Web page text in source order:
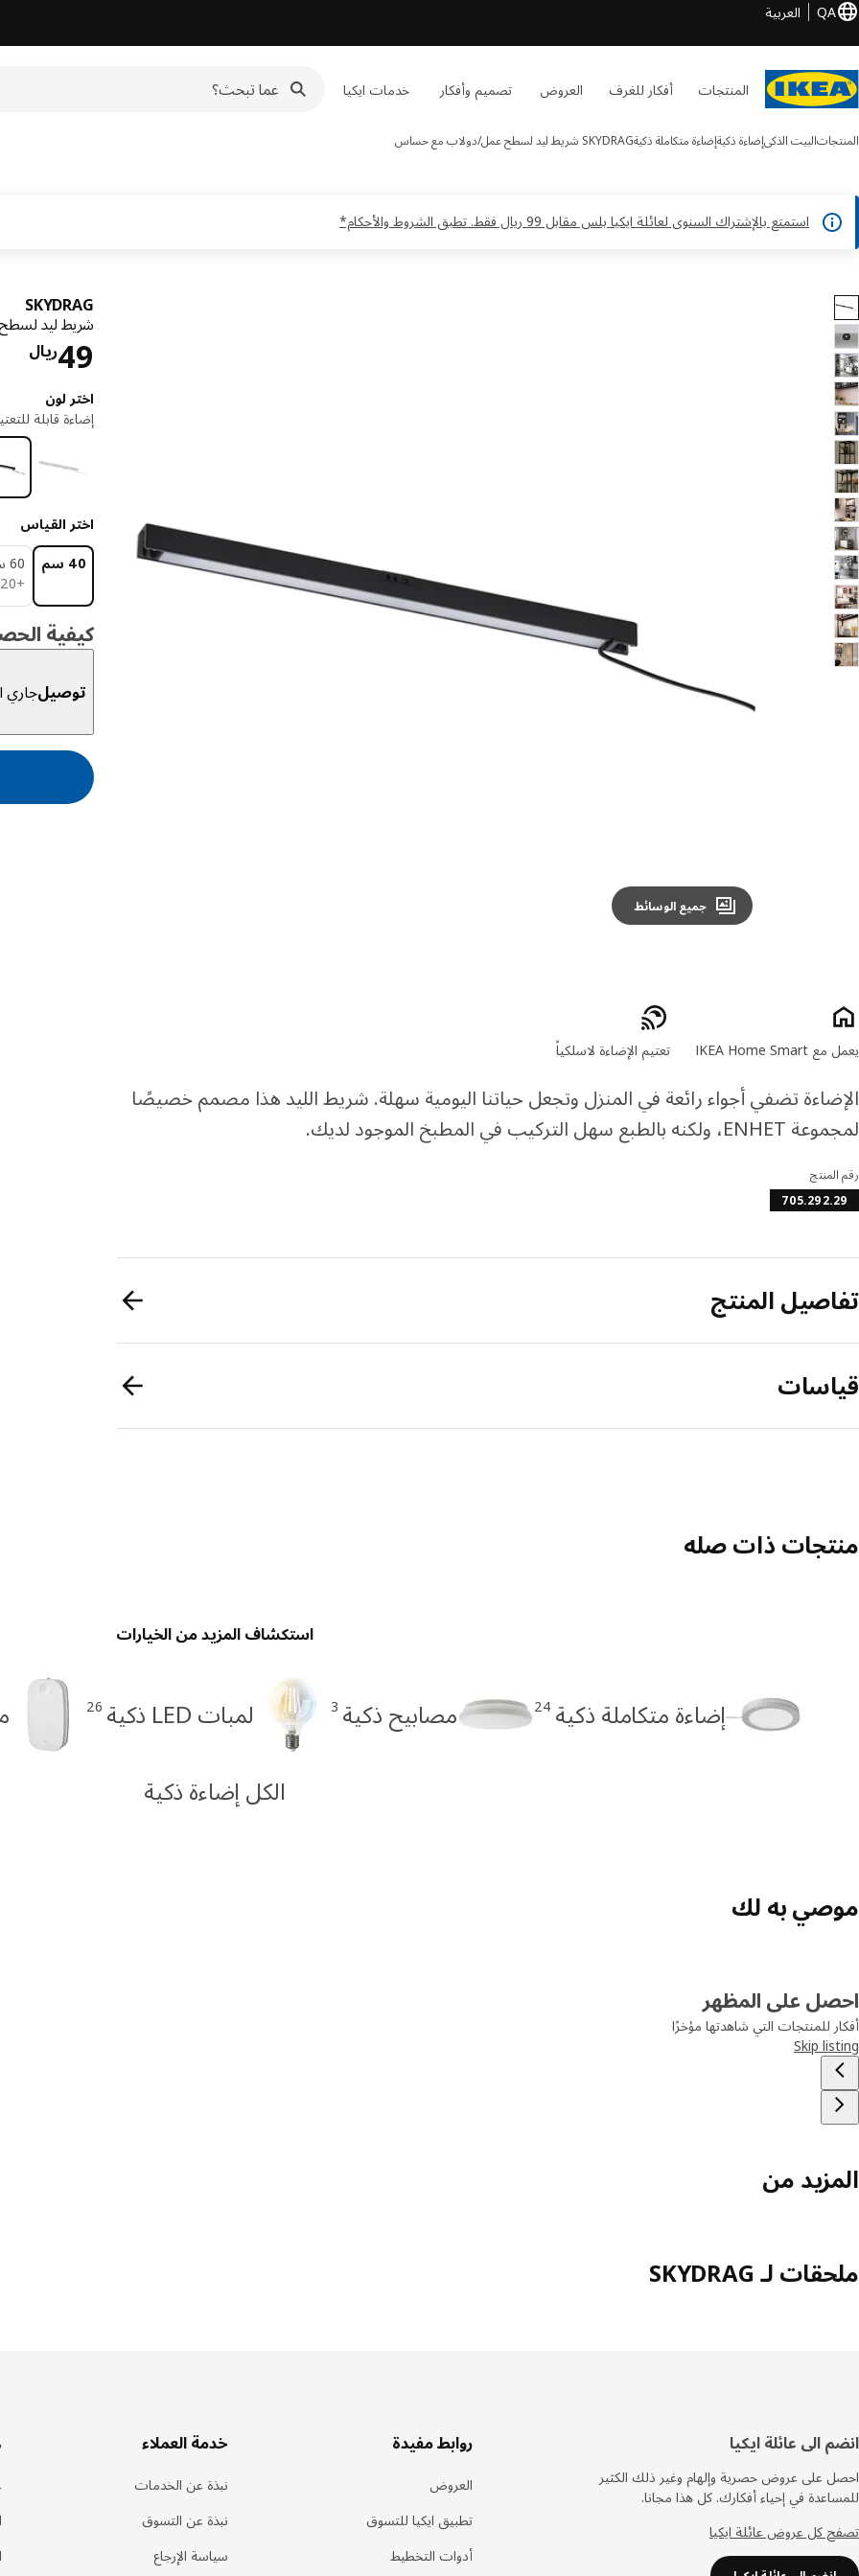
QA العربية
المنتجات أفكار للغرف العروض تصميم وأفكار خدمات ايكيا
المنتجاتالبيت الذكىإضاءة ذكيةإضاءة متكاملة ذكيةSKYDRAG شريط ليد لسطح عمل/دولاب مع حساس
استمتع بالإشتراك السنوى لعائلة ايكيا بلس مقابل 99 ريال فقط. تطبق الشروط والأحكام*
13 SKYDRAG الصور الصور
Image zoomed out, normal view
جميع الوسائط
SKYDRAG
شريط ليد
ريال49
اختر لون
إضاءة قابلة
اختر القياس
40 سم
60 سم
+
20
كيفية
توصيلجاري
خصائص المنتج
يعمل مع IKEA Home Smart تعتيم الإضاءة لاسلكياً
الإضاءة تضفي أجواء رائعة في المنزل وتجعل حياتنا اليومية سهلة. شريط الليد هذا مصمم خصيصًا
لمجموعة ENHET، ولكنه بالطبع سهل التركيب في المطبخ الموجود لديك.
رقم المنتج
705.292.29
تفاصيل المنتج
قياسات
منتجات ذات صله
استكشاف المزيد من الخيارات
إضاءة متكاملة ذكية 24 مصابيح ذكية 3 لمبات LED ذكية 26
الكل إضاءة ذكية
موصي به لك
احصل على المظهر
أفكار للمنتجات التي شاهدتها مؤخرًا
Skip listing
المزيد من
ملحقات لـ SKYDRAG
أسفل
الصفحة
انضم الى عائلة ايكيا
احصل على عروض حصرية وإلهام وغير ذلك الكثير
للمساعدة في إحياء أفكارك. كل هذا مجانا.
تصفح كل عروض عائلة ايكيا
روابط مفيدة
العروض
تطبيق ايكيا للتسوق
أدوات التخطيط
خدمة العملاء
نبذة عن الخدمات
نبذة عن التسوق
سياسة الإرجاع